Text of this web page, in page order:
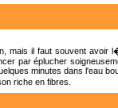
mais il faut souvent avoir
par éplucher
minutes dans l'eau
riche en fibres.